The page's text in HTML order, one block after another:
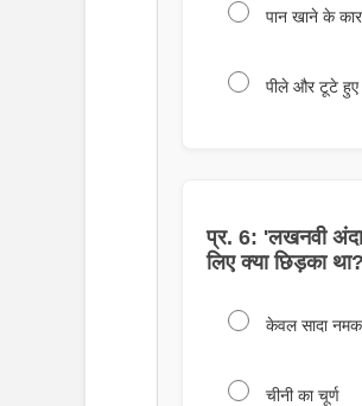
पान खाने के
पीले और टूटे हुए
प्र. 6: 'लखनवी
लिए क्या छिड़का था?
केवल सादा नमक
चीनी का चूर्ण